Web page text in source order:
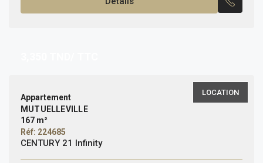
LOCATION
Appartement
MUTUELLEVILLE
167 m²
Réf: 224685
CENTURY 21 Infinity